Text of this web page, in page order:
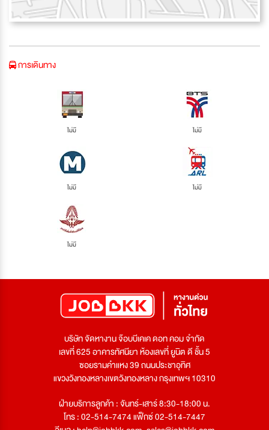
การเดินทาง
ไม่มี ไม่มี
ไม่มี ไม่มี
ไม่มี
บริษัท จัดหางาน จ๊อบบีเคเค ดอท คอม จำกัด
เลขที่ 625 อาคารทัศนียา ห้องเลขที่ ยูนิต ดี ชั้น 5
ซอยรามคำแหง 39 ถนนประชาอุทิศ
แขวงวังทองหลางเขตวังทองหลาง กรุงเทพฯ 10310
ฝ่ายบริการลูกค้า : จันทร์-เสาร์ 8:30-18:00 น.
โทร : 02-514-7474 แฟ็กซ์ 02-514-7447